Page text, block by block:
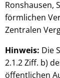
Ronshausen,
förmlichen
Zentralen
Hinweis: Die
2.1.2 Ziff. b)
öffentlichen